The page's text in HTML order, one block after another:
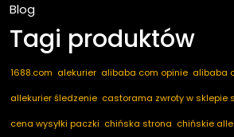
Blog
Tagi produktów
1688.com alekurier alibaba com opinie alibaba
allekurier śledzenie castorama zwroty w sklepie
cena wysyłki paczki chińska strona chińskie